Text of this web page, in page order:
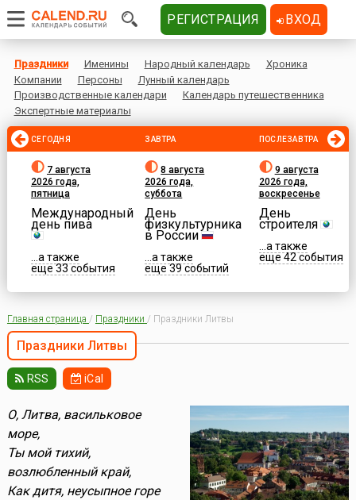
Праздники Именины Народный календарь
Хроника
Компании
Персоны
Лунный календарь
Производственные календари
Календарь путешественника
Экспертные материалы
СЕГОДНЯ
7 августа
2026 года,
пятница
Международный
день пива
...а также
еще 33 события
ЗАВТРА
8 августа
2026 года,
суббота
День
физкультурника
в России
...а также
еще 39 событий
ПОСЛЕЗАВТРА
9 августа
2026 года,
воскресенье
День
строителя
...а также
еще 42 события
Главная страница / Праздники / Праздники Литвы
Праздники Литвы
RSS iCal
О, Литва, васильковое
море,
Ты мой тихий,
возлюбленный край,
Как дитя, неусыпное горе
РЕГИСТРАЦИЯ ВХОД